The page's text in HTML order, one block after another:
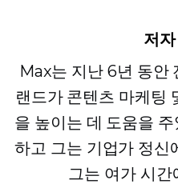
저
Max는 지난 6년 동안
랜드가 콘텐츠 마케팅
을 높이는 데 도움을
하고 그는 기업가 정신
그는 여가 시간